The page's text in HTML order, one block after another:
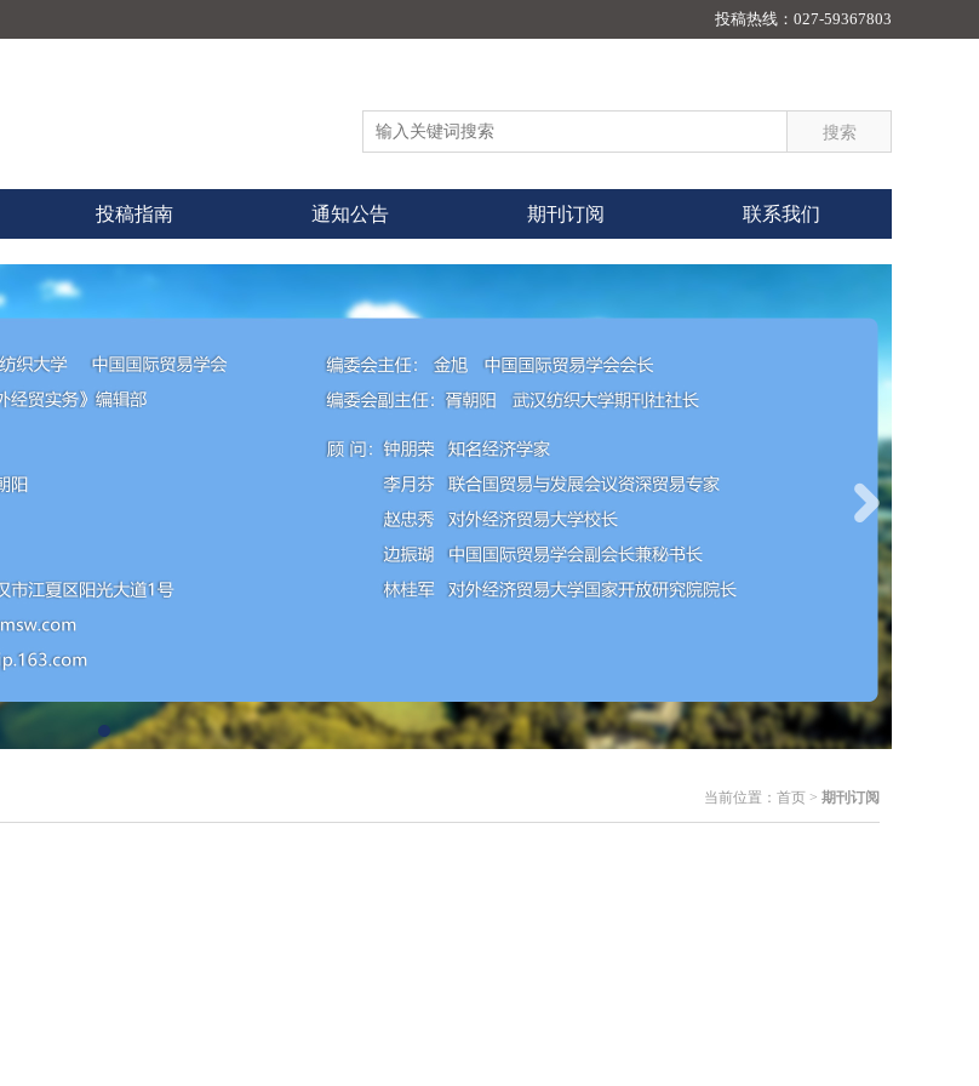
投稿热线： 027-59367803
投稿指南 通知公告 期刊订阅 联系我们
当前位置： 首页 > 期刊订阅